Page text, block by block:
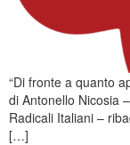
“Di fronte a quanto
di Antonello Nicosia
Radicali Italiani –
[…]